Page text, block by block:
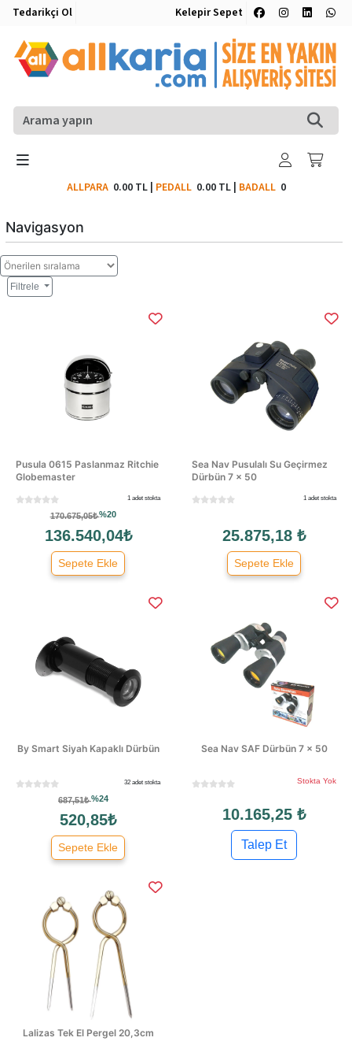
Tedarikçi Ol Kelepir Sepet
ALLPARA 0.00 TL| PEDALL 0.00 TL| BADALL0
Navigasyon
Filtrele
Pusula 0615 Paslanmaz Ritchie
Globemaster
1 adet stokta
170.675,05₺%20
136.540,04₺
Sepete Ekle
Sea Nav Pusulalı Su Geçirmez
Dürbün 7 × 50
1 adet stokta
25.875,18 ₺
Sepete Ekle
By Smart Siyah Kapaklı Dürbün
32 adet stokta
687,51₺%24
520,85₺
Sepete Ekle
Sea Nav SAF Dürbün 7 × 50
Stokta Yok
10.165,25 ₺
Talep Et
Lalizas Tek El Pergel 20,3cm